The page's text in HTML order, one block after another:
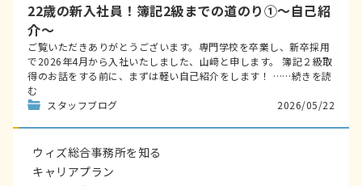
22歳の新入社員！簿記2級までの道のり①～自己紹
介～
ご覧いただきありがとうございます。専門学校を卒業し、新卒採用
で2026年4月から入社いたしました、山﨑と申します。 簿記２級取
得のお話をする前に、まずは軽い自己紹介をします！ ……続きを読
む
スタッフブログ
2026/05/22
ウィズ総合事務所を知る
キャリアプラン